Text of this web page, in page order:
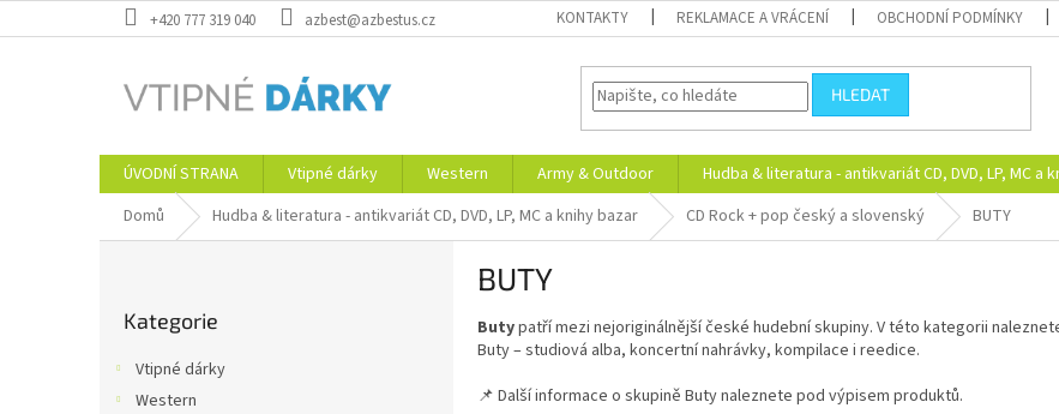
na
+420 777 319 040 azbest@azbestus.cz KONTAKTY REKLAMACE A VRÁCENÍ OBCHODNÍ PODMÍNKY
HLEDAT
ÚVODNÍ STRANA Vtipné dárky Western Army & Outdoor Hudba & literatura - antikvariát CD, DVD, LP, MC a
Domů
Hudba & literatura - antikvariát CD, DVD, LP, MC a knihy bazar CD Rock + pop český a slovenský BUTY
kategorie
Kategorie
Vtipné dárky
Western
BUTY
Butypatří mezi nejoriginálnější české hudební skupiny. V této kategorii
Buty – studiová alba, koncertní nahrávky, kompilace i reedice.
📌 Další informace o skupině Buty naleznete pod výpisem produktů.